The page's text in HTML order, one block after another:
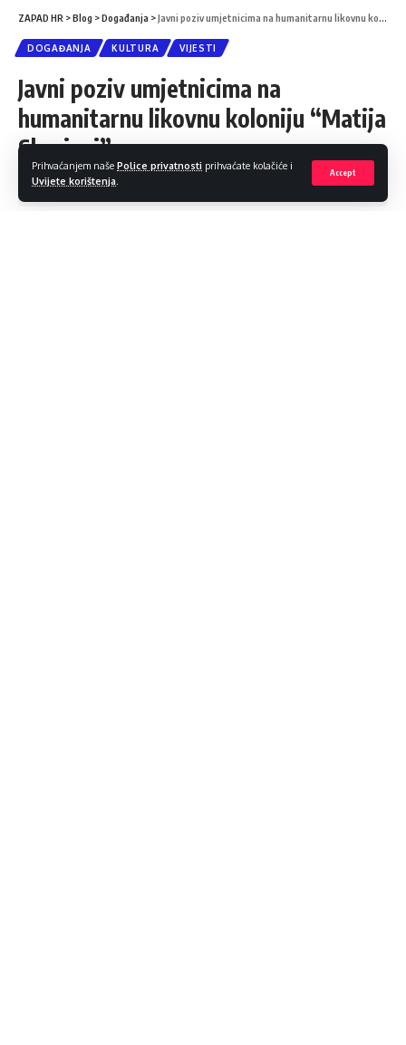
Prihvaćanjem naše Police privatnosti prihvaćate kolačiće i
Uvijete korištenja
Accept
ZAPAD HR >Blog >Događanja >Javni poziv umjetnicima na humanitarnu likovnu koloniju “Matija Skurjeni”
DOGAĐANJA KULTURA VIJESTI
Javni poziv umjetnicima na
humanitarnu likovnu koloniju “Matija
Skurjeni”